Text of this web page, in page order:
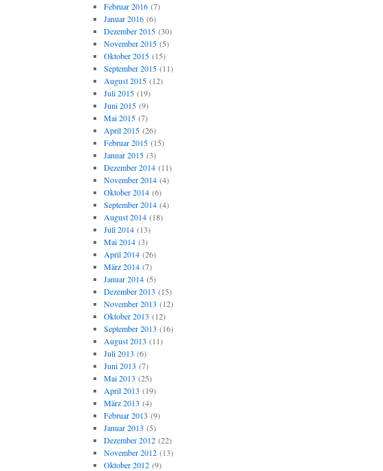
Februar 2016(7)
Januar 2016(6)
Dezember 2015(30)
November 2015(5)
Oktober 2015(15)
September 2015(11)
August 2015(12)
Juli 2015(19)
Juni 2015(9)
Mai 2015(7)
April 2015(26)
Februar 2015(15)
Januar 2015(3)
Dezember 2014(11)
November 2014(4)
Oktober 2014(6)
September 2014(4)
August 2014(18)
Juli 2014(13)
Mai 2014(3)
April 2014(26)
März 2014(7)
Januar 2014(5)
Dezember 2013 (15)
November 2013 (12)
Oktober 2013 (12)
September 2013 (16)
August 2013 (11)
Juli 2013 (6)
Juni 2013 (7)
Mai 2013 (25)
April 2013 (19)
März 2013 (4)
Februar 2013 (9)
Januar 2013 (5)
Dezember 2012(22)
November 2012(13)
Oktober 2012(9)